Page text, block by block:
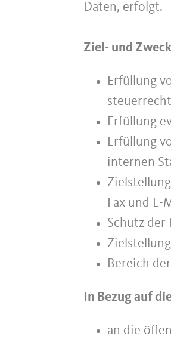
Daten, erfolgt.
Ziel- und
Erfüllung
Erfüllung
Erfüllung
internen
Fax und
Schutz der
Bereich
In Bezug auf
an die